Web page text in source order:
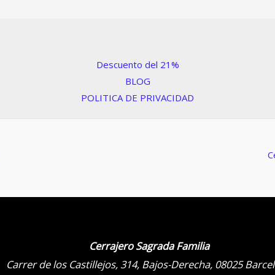
Descuento del 21%
BLOG
POLITICA DE PRIVACIDAD
Cerrajero Sagrada Familia
Carrer de los Castillejos, 314, Bajos-Derecha, 08025